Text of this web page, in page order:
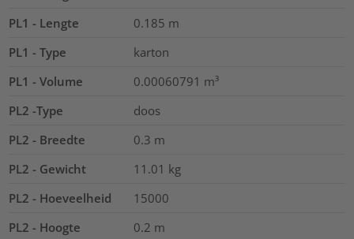
PL1 - Lengte
0.185 m
PL1 - Type
karton
PL1 - Volume
0.00060791 m³
PL2 -Type
doos
PL2 - Breedte
0.3 m
PL2 - Gewicht
11.01 kg
PL2 - Hoeveelheid
15000
PL2 - Hoogte
0.2 m